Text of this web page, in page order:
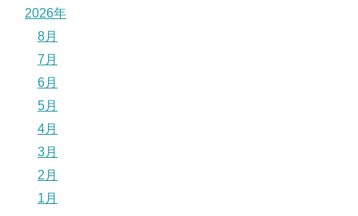
2026年
8月
7月
6月
5月
4月
3月
2月
1月